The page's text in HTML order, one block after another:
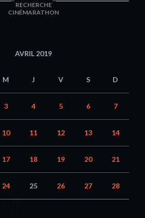
RECHERCHE
CINÉMARATHON
AVRIL 2019
M J V S D
3 4 5 6 7
10 11 12 13 14
17 18 19 20 21
24 25 26 27 28